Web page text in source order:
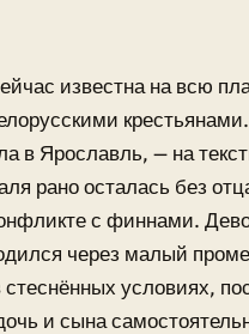
известна на всю
в Ярославль, — на
рано осталась без
с финнами.
через малый
условиях,
и сына